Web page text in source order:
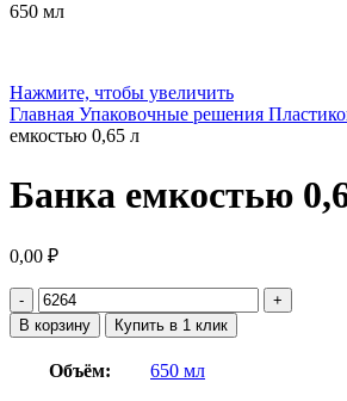
650 мл
Нажмите, чтобы увеличить
Главная Упаковочные решения
емкостью 0,65 л
Банка емкостью
0,00 ₽
В корзину Купить в 1 клик
Объём: 650 мл